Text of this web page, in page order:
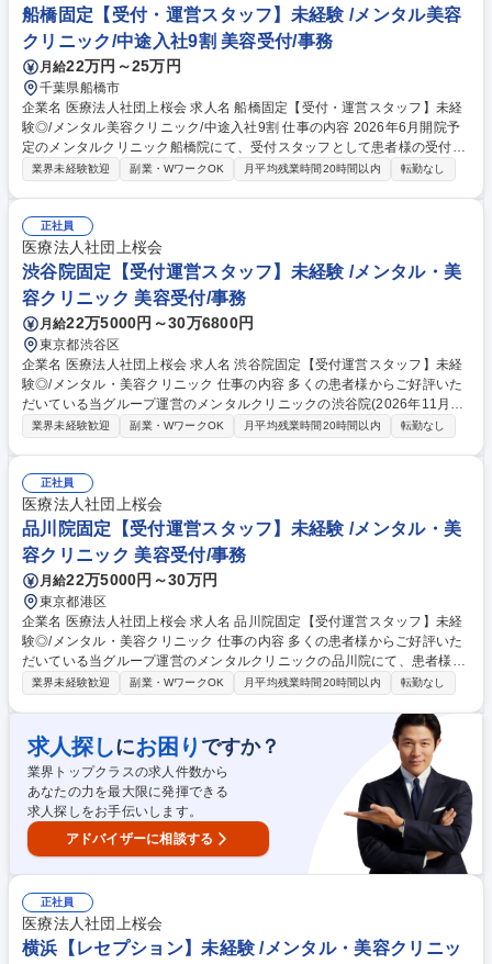
に合わせて、いずれかのスペシャリストになること可能◎クリニックの事
務長やメンバー育成、資格取得しカウンセリング業務にあたる等、様々な
キャリアの道に進むことも可能です◎ 募集職種 【受付スタッフ/医療事
務】未経験◎/メンタル・美容クリニック/中途入社9割！
船橋固定【受付・運営スタッフ】未経験 /メンタル美容
クリニック/中途入社9割 美容受付/事務
月給22万円～25万円
千葉県船橋市
企業名 医療法人社団上桜会 求人名 船橋固定【受付・運営スタッフ】未経
験◎/メンタル美容クリニック/中途入社9割 仕事の内容 2026年6月開院予
定のメンタルクリニック船橋院にて、受付スタッフとして患者様の受付や
問診、診察補助、精算などを行っていただきます。 【詳細】■患者様への
ャリア】研修後は、会計事務/診療補助/問診事務をそれぞれ経験して頂
き、ご希望に合わせて、いずれかのスペシャリストになること可能◎クリ
ニックの事務長やメンバー育成、資格取得しカウンセリング業務にあたる
等、様々なキャリアの道に進むことも可能です◎ 募集職種 船橋固定【受
付・運営スタッフ】未経験◎/メンタル美容クリニック/中途入社9割
業界未経験歓迎 副業・WワークOK 月平均残業時間20時間以内 転勤なし
正社員
医療法人社団上桜会
渋谷院固定【受付運営スタッフ】未経験 /メンタル・美
容クリニック 美容受付/事務
月給22万5000円～30万6800円
東京都渋谷区
企業名 医療法人社団上桜会 求人名 渋谷院固定【受付運営スタッフ】未経
験◎/メンタル・美容クリニック 仕事の内容 多くの患者様からご好評いた
だいている当グループ運営のメンタルクリニックの渋谷院(2026年11月リ
ニューアルOPEN)にて、患者様の受付や問診、診察補助、精算等をお任せ
明、次回の予約対応)■秘書業務(医師のサポート、診察室にて会話内容の記
録)【キャリアパス】一定の経験やスキルが身についてきたら、クリニッ
クの事務長やメンバーの育成、資格を取ってカウンセリング業務にあたる
などあなたの希望に応じてさまざまなキャリアの道に進むことができます
◎ 募集職種 渋谷院固定【受付運営スタッフ】未経験◎/メンタル・美容ク
リニック
業界未経験歓迎 副業・WワークOK 月平均残業時間20時間以内 転勤なし
正社員
医療法人社団上桜会
品川院固定【受付運営スタッフ】未経験 /メンタル・美
容クリニック 美容受付/事務
月給22万5000円～30万円
東京都港区
企業名 医療法人社団上桜会 求人名 品川院固定【受付運営スタッフ】未経
験◎/メンタル・美容クリニック 仕事の内容 多くの患者様からご好評いた
だいている当グループ運営のメンタルクリニックの品川院にて、患者様の
受付や問診、診察補助、精算等をお任せします。 【詳細】■問診業務(来院
業務(処方せんのお渡し、各種書類の説明、次回の予約対応)■秘書業務(医
師のサポート、診察室にて会話内容の記録)【キャリアパス】一定の経験
やスキルが身についてきたら、クリニックの事務長やメンバーの育成、資
格を取ってカウンセリング業務にあたるなどあなたの希望に応じてさまざ
まなキャリアの道に進むことができます◎ 募集職種 品川院固定【受付運
営スタッフ】未経験◎/メンタル・美容クリニック
業界未経験歓迎 副業・WワークOK 月平均残業時間20時間以内 転勤なし
求人探しにお困り ですか？
業界トップクラスの求人件数から
あなたの力を最大限に発揮できる
求人探しをお手伝いします。
アドバイザーに相談する
正社員
医療法人社団上桜会
横浜【レセプション】未経験 /メンタル・美容クリニッ